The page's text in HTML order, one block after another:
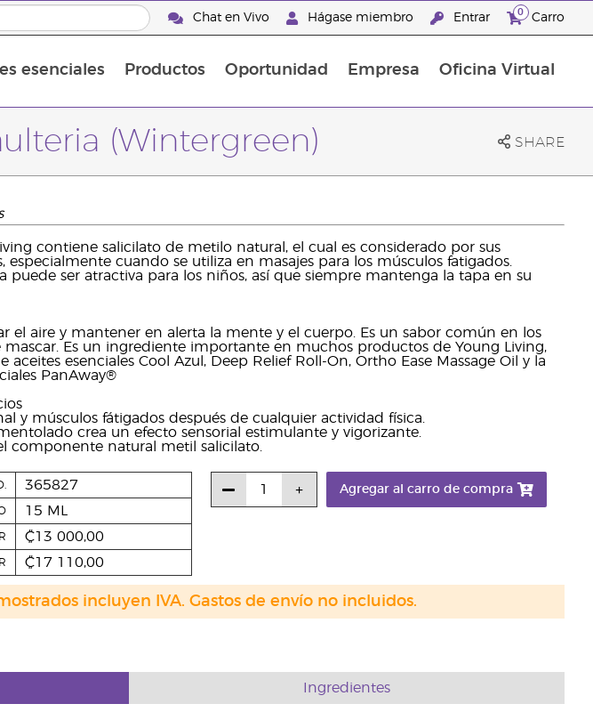
Chat en Vivo Hágase miembro Entrar 0 Carro
esenciales Productos Oportunidad Empresa Oficina Virtual
(Wintergreen) SHARE
contiene salicilato de metilo natural, el cual es considerado por sus
especialmente cuando se utiliza en masajes para los músculos fatigados.
puede ser atractiva para los niños, así que siempre mantenga la tapa en su
el aire y mantener en alerta la mente y el cuerpo. Es un sabor común en los
Es un ingrediente importante en muchos productos de Young Living,
aceites esenciales Cool Azul, Deep Relief Roll-On, Ortho Ease Massage Oil y la
PanAway®
y músculos fátigados después de cualquier actividad física.
crea un efecto sensorial estimulante y vigorizante.
componente natural metil salicilato.
365827
15 ML
₡13 000,00
₡17 110,00
Agregar al carro de compra
incluyen IVA. Gastos de envío no incluidos.
Ingredientes